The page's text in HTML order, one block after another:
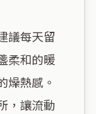
議每天留
柔和的暖
燥熱感。
，讓流動